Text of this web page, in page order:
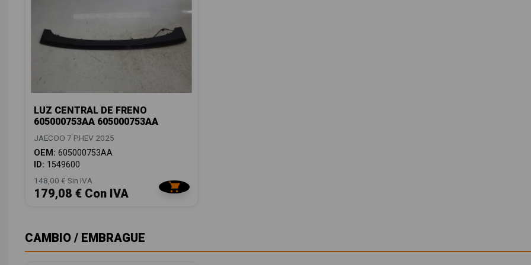
LUZ CENTRAL DE FRENO
605000753AA 605000753AA
JAECOO 7 PHEV 2025
OEM: 605000753AA
ID: 1549600
148,00 € Sin IVA
179,08 € Con IVA
CAMBIO / EMBRAGUE